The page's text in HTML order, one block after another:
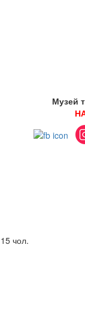
Музей
– 15 чол.